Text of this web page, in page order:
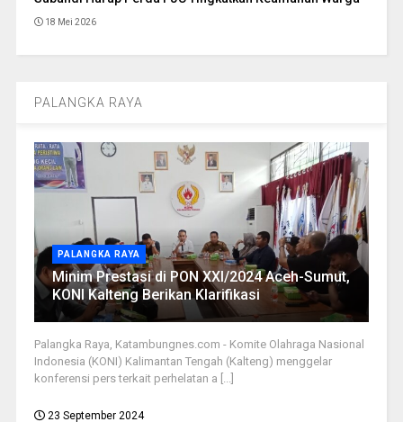
18 Mei 2026
PALANGKA RAYA
PALANGKA RAYA
Minim Prestasi di PON XXI/2024 Aceh-Sumut,
KONI Kalteng Berikan Klarifikasi
Palangka Raya, Katambungnes.com - Komite Olahraga Nasional
Indonesia (KONI) Kalimantan Tengah (Kalteng) menggelar
konferensi pers terkait perhelatan a [...]
23 September 2024